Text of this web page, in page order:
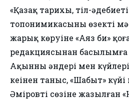
«Қазақ тарихы, тіл-
топонимикасының өзекті
жарық көруіне «Аяз би»
редакциясынан
Ақынның әндері мен
кеңінен таныс, «Шабыт»
Әміровтің сөзіне жазылған